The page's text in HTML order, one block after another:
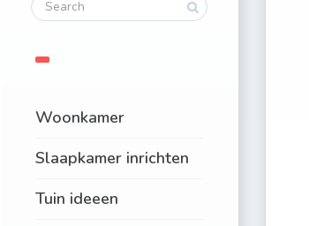
Woonkamer
Slaapkamer inrichten
Tuin ideeen